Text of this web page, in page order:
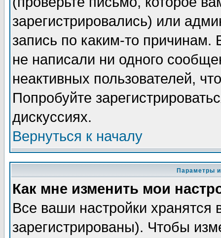
зарегистрировались) или
запись по каким-то
не написали ни одного
неактивных пользователей,
Попробуйте
дискуссиях.
Вернуться к началу
Параметры
Как мне изменить мои
Все ваши настройки
зарегистрированы). Чтобы